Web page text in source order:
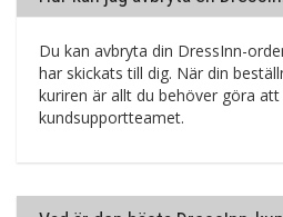
Du kan avbryta din DressInn-
har skickats till dig. När din
kuriren är allt du behöver göra
kundsupportteamet.